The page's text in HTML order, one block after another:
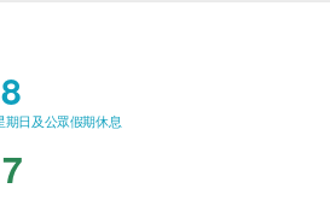
診斷或治療用途，是次檢測只屬
作為醫務診斷或治療用途。當閣
病徵兆時，應立即諮詢有認可資
F
& 9:00p.m – 10:00p.m
休息
期日及公眾假期休息